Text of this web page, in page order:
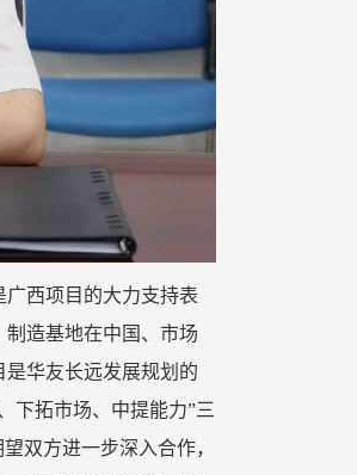
西项目的大力支持表
造基地在中国、市场
华友长远发展规划的
下拓市场、中提能力”三
双方进一步深入合作，